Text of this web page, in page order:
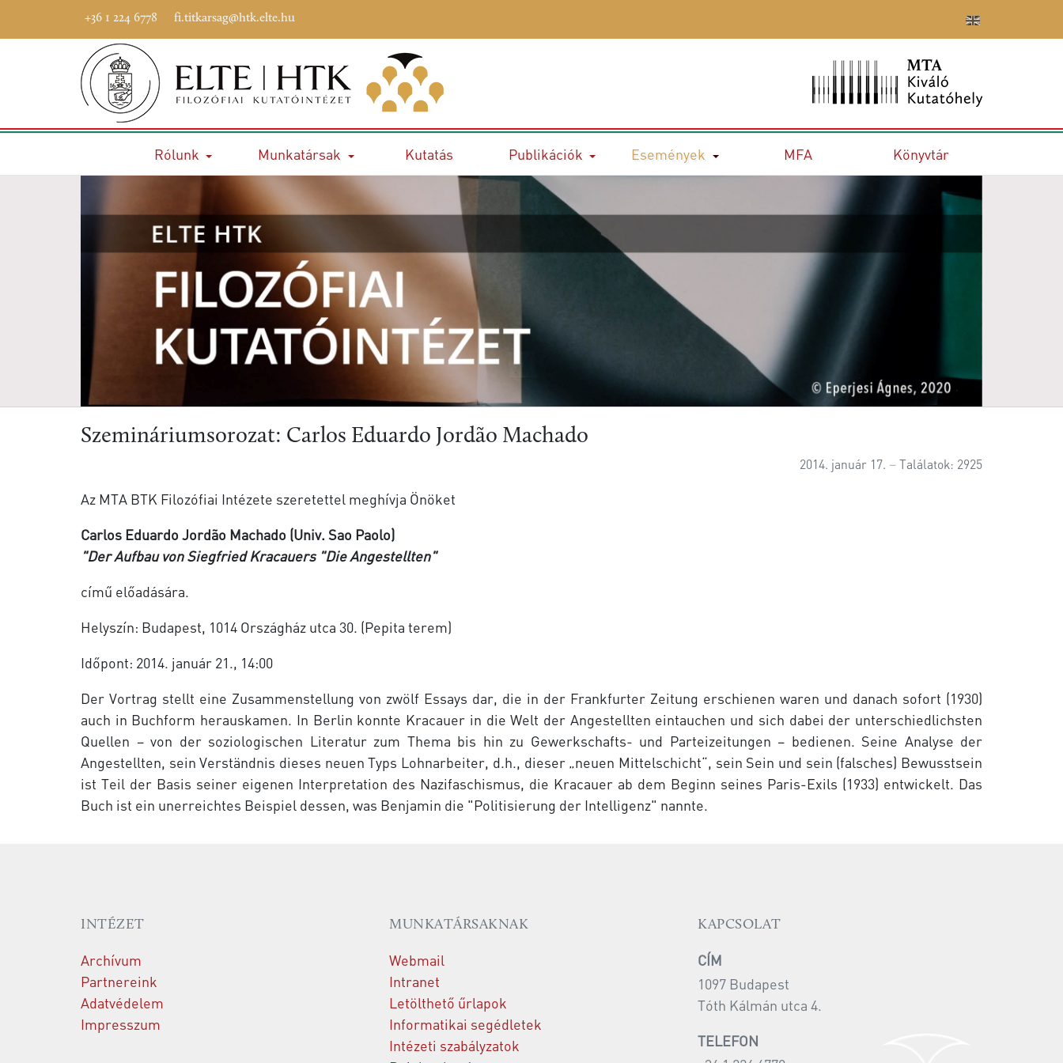
+36 1 224 6778 fi.titkarsag@htk.elte.hu
Rólunk Munkatársak Kutatás Publikációk Események MFA Könyvtár
Szemináriumsorozat: Carlos Eduardo Jordão Machado
2014. január 17. Találatok: 2925
Az MTA BTK Filozófiai Intézete szeretettel meghívja Önöket
Carlos Eduardo Jordão Machado (Univ. Sao Paolo)
"Der Aufbau von Siegfried Kracauers "Die Angestellten"
című előadására.
Helyszín: Budapest, 1014 Országház utca 30. (Pepita terem)
Időpont: 2014. január 21., 14:00
Der Vortrag stellt eine Zusammenstellung von zwölf Essays dar, die in der Frankfurter Zeitung erschienen waren und danach sofort (1930)
auch in Buchform herauskamen. In Berlin konnte Kracauer in die Welt der Angestellten eintauchen und sich dabei der unterschiedlichsten
Quellen – von der soziologischen Literatur zum Thema bis hin zu Gewerkschafts- und Parteizeitungen – bedienen. Seine Analyse der
Angestellten, sein Verständnis dieses neuen Typs Lohnarbeiter, d.h., dieser „neuen Mittelschicht“, sein Sein und sein (falsches) Bewusstsein
ist Teil der Basis seiner eigenen Interpretation des Nazifaschismus, die Kracauer ab dem Beginn seines Paris-Exils (1933) entwickelt. Das
Buch ist ein unerreichtes Beispiel dessen, was Benjamin die "Politisierung der Intelligenz" nannte.
INTÉZET
Archívum
Partnereink
Adatvédelem
Impresszum
MUNKATÁRSAKNAK
Webmail
Intranet
Letölthető űrlapok
Informatikai segédletek
Intézeti szabályzatok
KAPCSOLAT
CÍM
1097 Budapest
Tóth Kálmán utca 4.
TELEFON